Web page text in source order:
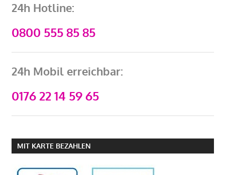
24h Hotline:
0800 555 85 85
24h Mobil erreichbar:
0176 22 14 59 65
MIT KARTE BEZAHLEN